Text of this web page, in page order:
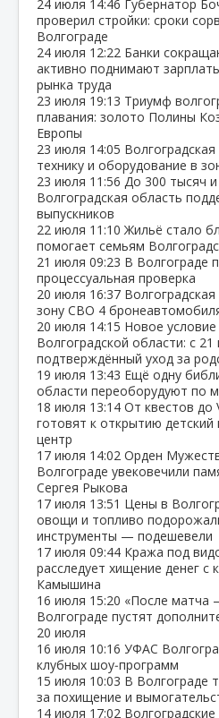
24 июля 14:46 Губернатор
проверил стройки: сроки
Волгограде
24 июля 12:22 Банки
активно поднимают
рынка труда
23 июля 19:13 Триумф
плавания: золото Полины
Европы
23 июля 14:05
технику и оборудование в
23 июля 11:56 До 300 тысяч и
Волгоградская область
выпускников
22 июля 11:10 Жильё стало
помогает семьям
21 июля 09:23 В Волгограде
процессуальная проверка
20 июля 16:37
зону СВО 4
20 июля 14:15 Новое
Волгоградской области: с
подтверждённый уход за
19 июля 13:43 Ещё одну
области переоборудуют по
18 июля 13:14 От квестов до
готовят к открытию детский
центр
17 июля 14:02 Орден
Волгограде увековечили
Сергея Рыкова
17 июля 13:51 Цены в
овощи и топливо
инструменты — подешевели
17 июля 09:44 Кража под
расследует хищение денег с
Камышина
16 июля 15:20 «После матча
Волгограде пустят
20 июля
16 июля 10:16 УФАС
клубных шоу‑программ
15 июля 10:03 В Волгограде
за похищение и
14 июля 17:02